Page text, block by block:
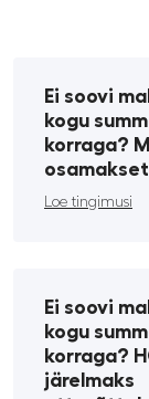
Ei soovi
kogu
korraga?
Loe tingimusi
Ei soovi
kogu
korraga?
järelmaks